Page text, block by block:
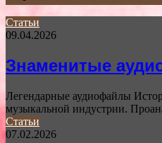
Статьи
09.04.2026
Знаменитые
Легендарные аудиофайлы
музыкальной индустрии.
Статьи
07.02.2026